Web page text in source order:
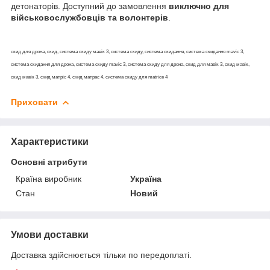
детонаторів. Доступний до замовлення виключно для
військовослужбовців та волонтерів
скид для дрона, скид, система скиду мавік 3, система скиду, система скидання, система скидання mavic 3,
система скидання для дрона, система скиду mavic 3, система скиду для дрона, скид для мавік 3, скид мавік,
скид мавік 3, скид матріс 4, скид матрас 4, система скиду для matrice 4
Приховати
Характеристики
Основні атрибути
Країна виробник
Україна
Стан
Новий
Умови доставки
Доставка здійснюється тільки по передоплаті.